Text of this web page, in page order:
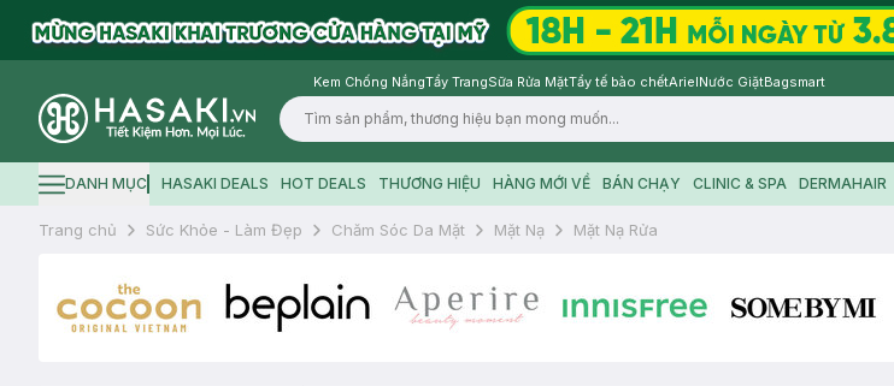
Kem Chống NắngTẩy TrangSữa Rửa MặtTẩy tế bào chếtArielNước GiặtBagsmart
Logo
Hamburger icon
DANH MỤC HASAKI DEALS HOT DEALS THƯƠNG HIỆU HÀNG MỚI VỀ BÁN CHẠY CLINIC & SPA DERMAHAIR
Trang chủ Sức Khỏe - Làm Đẹp Chăm Sóc Da Mặt Mặt Nạ Mặt Nạ Rửa